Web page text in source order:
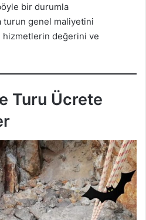
bir durumla
turun genel maliyetini
değerini ve
Turu Ücrete